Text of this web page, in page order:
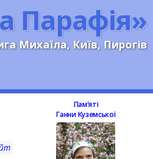
Парафія»
Михаїла, Київ, Пирогів
Памʼяті
Ганни Куземської